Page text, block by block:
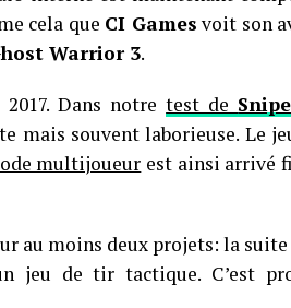
cela que CI Games voit son
Warrior 3.
Dans notretest de
mais souvent laborieuse. Le
multijoueur est ainsi arrivé
au moins deux projets: la suite
jeu de tir tactique. C’est